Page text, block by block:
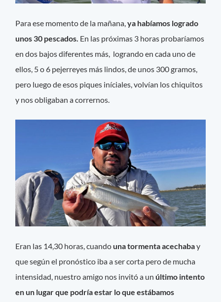
Para ese momento de la mañana,ya habíamos logrado
unos 30 pescados. En las próximas 3 horas probaríamos
en dos bajos diferentes más, logrando en cada uno de
ellos, 5 o 6 pejerreyes más lindos, de unos 300 gramos,
pero luego de esos piques iníciales, volvían los chiquitos
y nos obligaban a corrernos.
Eran las 14,30 horas, cuando una tormenta acechabay
que según el pronóstico iba a ser corta pero de mucha
intensidad, nuestro amigo nos invitó a un último intento
en un lugar que podría estar lo que estábamos